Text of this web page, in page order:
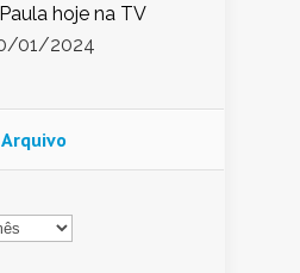
hoje na TV
01/2024
Arquivo